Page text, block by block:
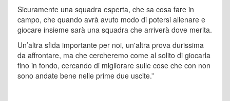
Sicuramente una squadra esperta, che sa cosa fare in
campo, che quando avrà avuto modo di potersi allenare e
giocare insieme sarà una squadra che arriverà dove merita.
Un’altra sfida importante per noi, un'altra prova durissima
da affrontare, ma che cercheremo come al solito di giocarla
fino in fondo, cercando di migliorare sulle cose che con non
sono andate bene nelle prime due uscite.”